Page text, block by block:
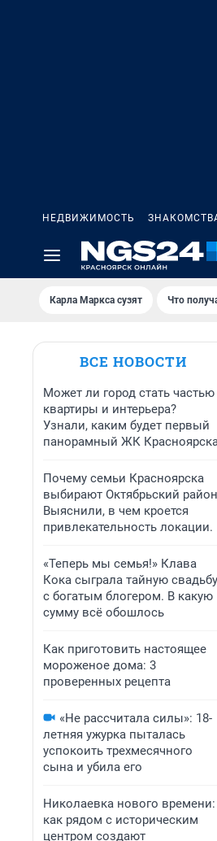
НЕДВИЖИМОСТЬ
Карла Маркса сузят Что
ВСЕ НОВОСТИ
Может ли город стать частью
квартиры и интерьера?
Узнали, каким будет первый
панорамный ЖК
Почему семьи Красноярска
выбирают Октябрьский
Выяснили, в чем кроется
привлекательность локации.
«Теперь мы семья!» Клава
Кока сыграла тайную свадьбу
с богатым блогером. В какую
сумму всё обошлось
Как приготовить настоящее
мороженое дома: 3
проверенных рецепта
«Не рассчитала силы»: 18-
летняя ужурка пыталась
успокоить трехмесячного
сына и убила его
Николаевка нового времени:
как рядом с историческим
центром создают